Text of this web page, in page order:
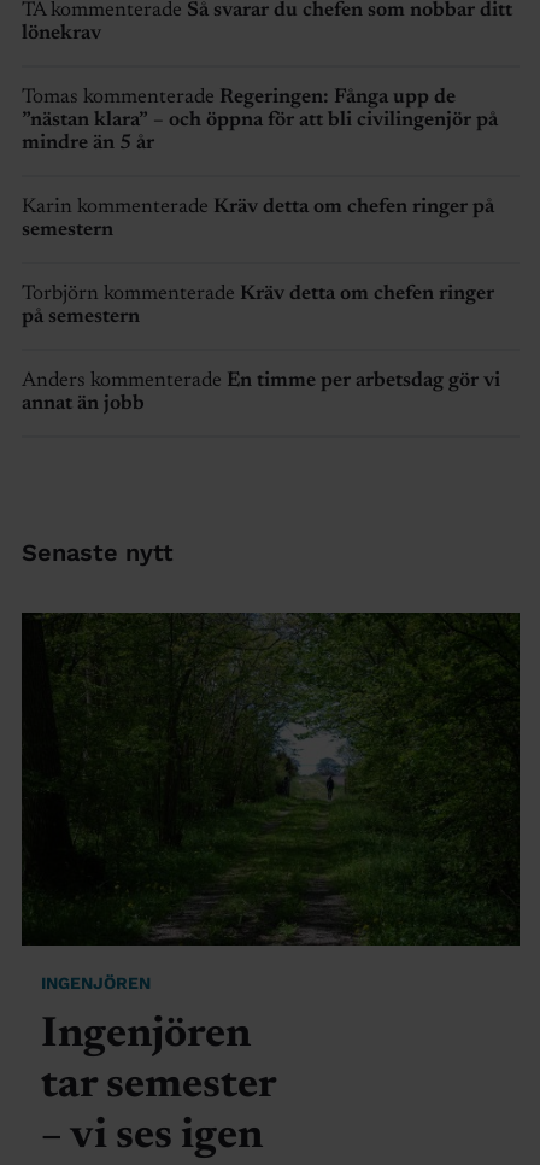
TA kommenterade Så svarar du chefen som nobbar ditt
lönekrav
Tomas kommenterade Regeringen: Fånga upp de
”nästan klara” – och öppna för att bli civilingenjör på
mindre än 5 år
Karin kommenterade Kräv detta om chefen ringer på
semestern
Torbjörn kommenterade Kräv detta om chefen ringer
på semestern
Anders kommenterade En timme per arbetsdag gör vi
annat än jobb
Senaste nytt
INGENJÖREN
Ingenjören
tar semester
– vi ses igen